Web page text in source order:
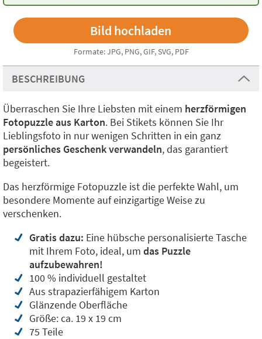
Formate: JPG, PNG, GIF, SVG, PDF
BESCHREIBUNG
Überraschen Sie Ihre Liebsten mit einem herzförmigen
Fotopuzzle aus Karton. Bei Stikets können Sie Ihr
Lieblingsfoto in nur wenigen Schritten in ein ganz
persönliches Geschenk verwandeln, das garantiert
begeistert.
Das herzförmige Fotopuzzle ist die perfekte Wahl, um
besondere Momente auf einzigartige Weise zu
verschenken.
Gratis dazu: Eine hübsche personalisierte Tasche
mit Ihrem Foto, ideal, um das Puzzle
aufzubewahren!
100 % individuell gestaltet
Aus strapazierfähigem Karton
Glänzende Oberfläche
Größe: ca. 19 x 19 cm
75 Teile